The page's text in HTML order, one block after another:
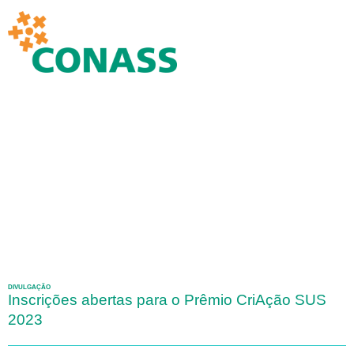
DIVULGAÇÃO
Inscrições abertas para o Prêmio CriAção SUS
2023